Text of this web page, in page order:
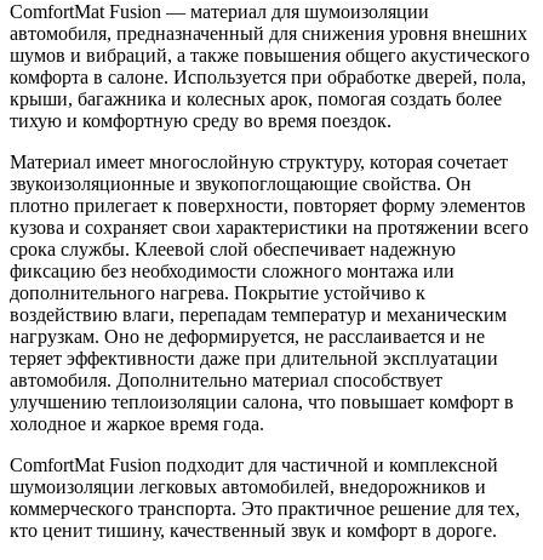
ComfortMat Fusion — материал для шумоизоляции
автомобиля, предназначенный для снижения уровня внешних
шумов и вибраций, а также повышения общего акустического
комфорта в салоне. Используется при обработке дверей, пола,
крыши, багажника и колесных арок, помогая создать более
тихую и комфортную среду во время поездок.
Материал имеет многослойную структуру, которая сочетает
звукоизоляционные и звукопоглощающие свойства. Он
плотно прилегает к поверхности, повторяет форму элементов
кузова и сохраняет свои характеристики на протяжении всего
срока службы. Клеевой слой обеспечивает надежную
фиксацию без необходимости сложного монтажа или
дополнительного нагрева. Покрытие устойчиво к
воздействию влаги, перепадам температур и механическим
нагрузкам. Оно не деформируется, не расслаивается и не
теряет эффективности даже при длительной эксплуатации
автомобиля. Дополнительно материал способствует
улучшению теплоизоляции салона, что повышает комфорт в
холодное и жаркое время года.
ComfortMat Fusion подходит для частичной и комплексной
шумоизоляции легковых автомобилей, внедорожников и
коммерческого транспорта. Это практичное решение для тех,
кто ценит тишину, качественный звук и комфорт в дороге.